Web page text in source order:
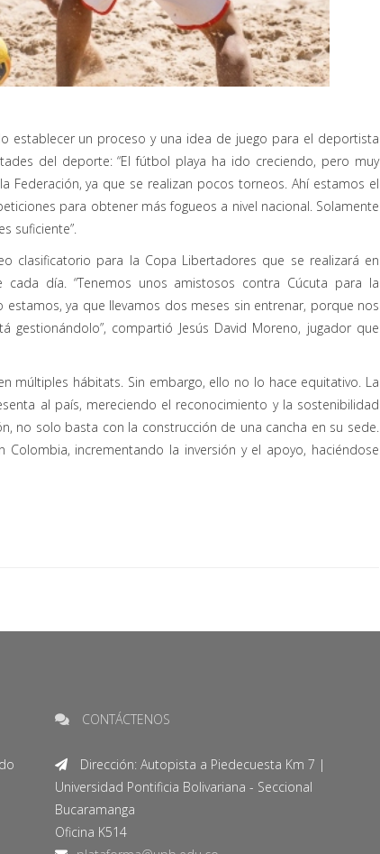
establecer un proceso y una idea de juego para el deportista
del deporte: “El fútbol playa ha ido creciendo, pero muy
ya que se realizan pocos torneos. Ahí estamos el
para obtener más fogueos a nivel nacional. Solamente
suficiente”.
clasificatorio para la Copa Libertadores que se realizará en
día. “Tenemos unos amistosos contra Cúcuta para la
ya que llevamos dos meses sin entrenar, porque nos
gestionándolo”, compartió Jesús David Moreno, jugador que
múltiples hábitats. Sin embargo, ello no lo hace equitativo. La
al país, mereciendo el reconocimiento y la sostenibilidad
no solo basta con la construcción de una cancha en su sede.
incrementando la inversión y el apoyo, haciéndose
CONTÁCTENOS
Dirección: Autopista a Piedecuesta Km 7 |
Universidad Pontificia Bolivariana - Seccional
Bucaramanga
Oficina K514